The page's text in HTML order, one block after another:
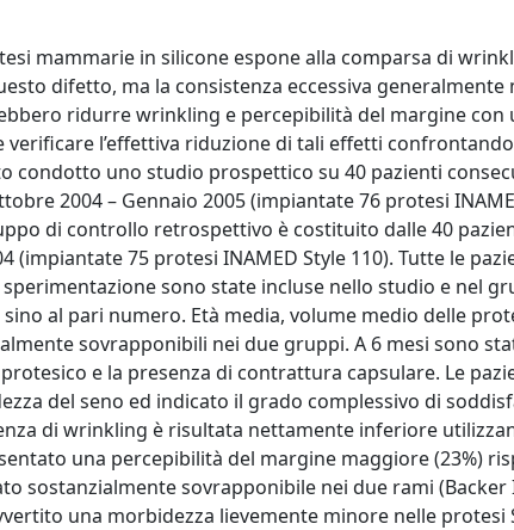
mammarie in silicone espone alla comparsa di
difetto, ma la consistenza eccessiva generalmente
ridurre wrinkling e percepibilità del margine con
l’effettiva riduzione di tali effetti
condotto uno studio prospettico su 40 pazienti
2004 – Gennaio 2005 (impiantate 76 protesi
di controllo retrospettivo è costituito dalle 40
75 protesi INAMED Style 110). Tutte le
sono state incluse nello studio e nel
al pari numero. Età media, volume medio delle
sovrapponibili nei due gruppi. A 6 mesi sono
e la presenza di contrattura capsulare. Le
del seno ed indicato il grado complessivo di
di wrinkling è risultata nettamente inferiore
una percepibilità del margine maggiore (23%)
sostanzialmente sovrapponibile nei due rami (Backer
una morbidezza lievemente minore nelle protesi